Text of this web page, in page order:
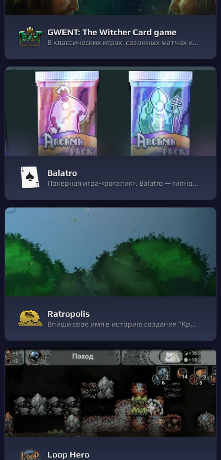
GWENT: The Witcher Card game
В классических играх, сезонных матчах и на арене вам не обойтись без уловок и хитрых приёмов. ГВИНТ, карточная игра по вселенной «Ведьмака», ждёт вас!
Balatro
Покерная игра-«рогалик». Balatro — гипнотически увлекательная игра с построением колод, где можно использовать нестандартные покерные комбинации, находить джокеров в решающие моменты и запускать забойные, возмутительно мощные комбо.
Ratropolis
Впиши свое имя в историю создания "Крысополиса"
Loop Hero